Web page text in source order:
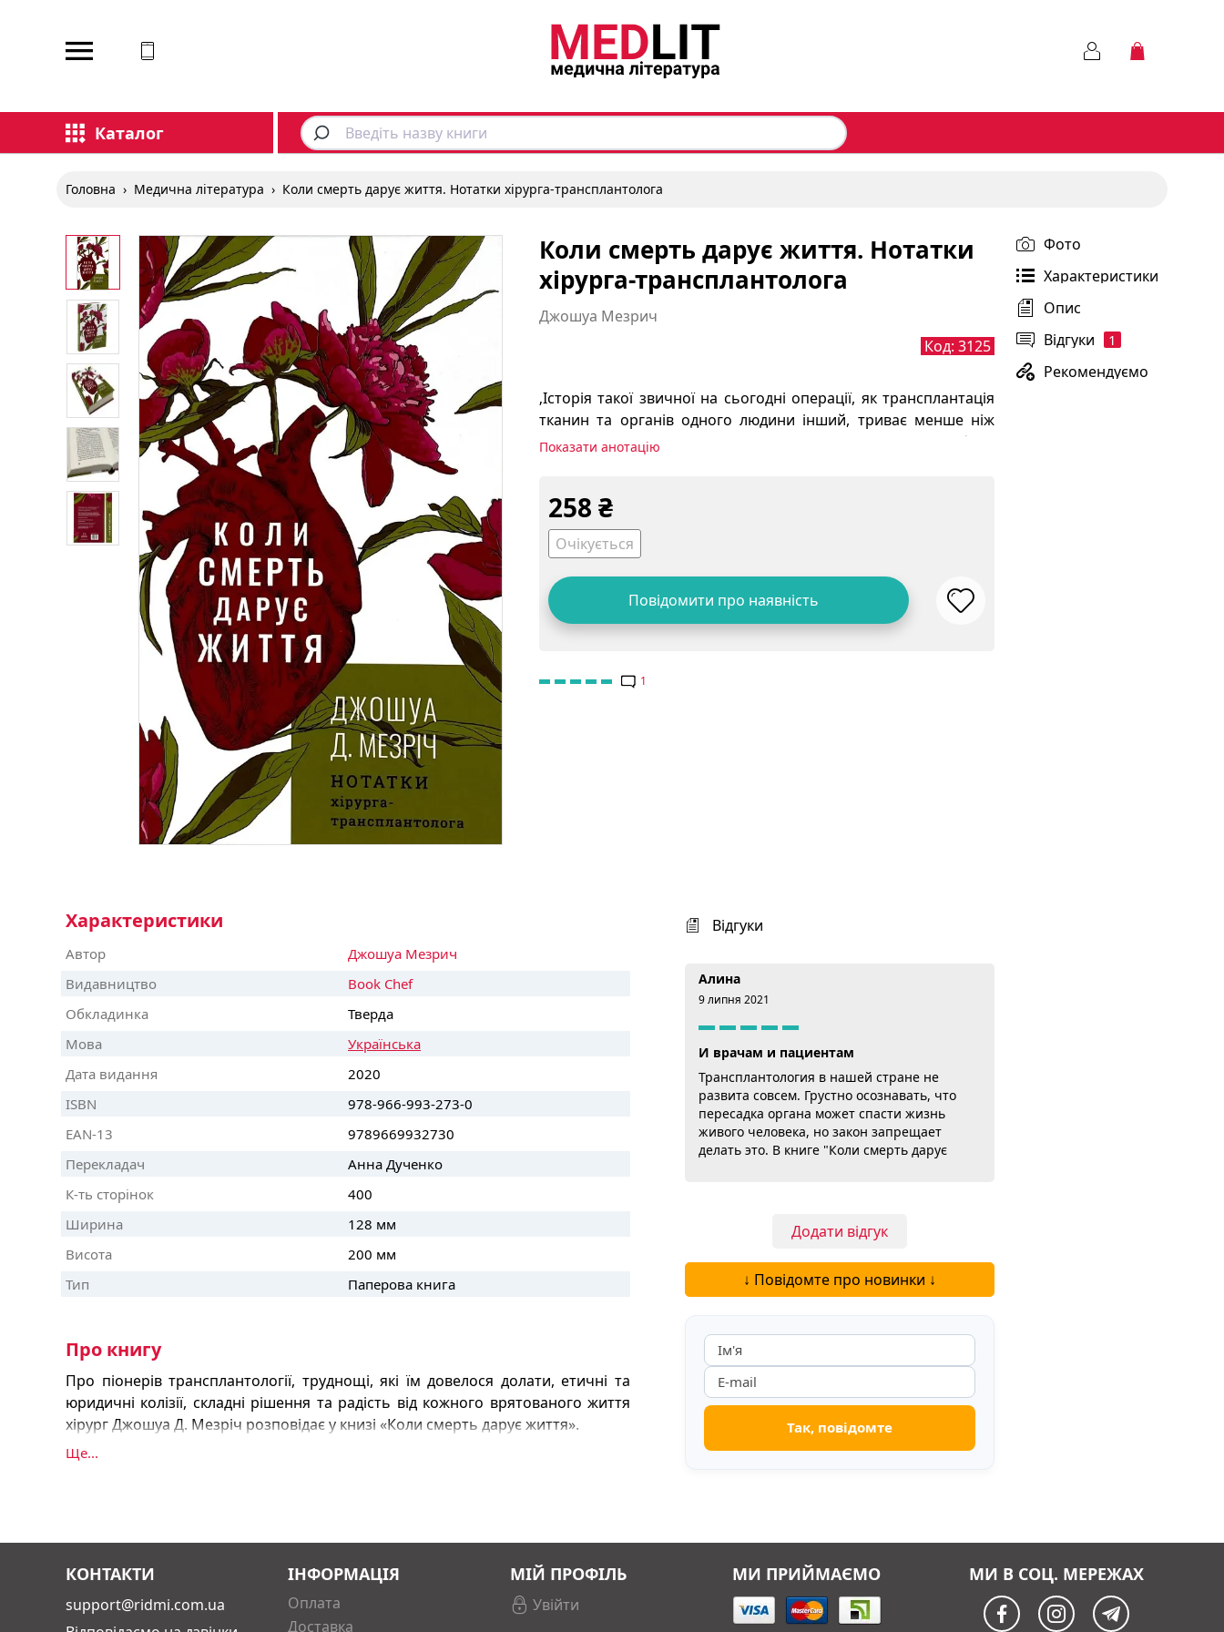
Каталог
Головна › Медична література › Коли смерть дарує життя. Нотатки хірурга-трансплантолога
Фото
Характеристики
Опис
Відгуки
1
Рекомендуємо
Коли смерть дарує життя. Нотатки
хірурга-трансплантолога
Джошуа Мезрич
Код: 3125
‚Історія такої звичної на сьогодні операції, як трансплантація
тканин та органів одного людини інший, триває менше ніж
століття. Однак протягом цієї години людство зробило
Показати анотацію
258 ₴
Очікується
Повідомити про наявність
1
Характеристики
Автор
Джошуа Мезрич
Видавництво
Book Chef
Обкладинка
Тверда
Мова
Українська
Дата видання
2020
ISBN
978-966-993-273-0
EAN-13
9789669932730
Перекладач
Анна Дученко
К-ть сторінок
400
Ширина
128 мм
Висота
200 мм
Тип
Паперова книга
Про книгу
Про піонерів трансплантології, труднощі, які їм довелося долати, етичні та
юридичні колізії, складні рішення та радість від кожного врятованого життя
хірург Джошуа Д. Мезріч розповідає у книзі «Коли смерть дарує життя».
Читатель разом із автором бере участь у заборі тканин та органів; потрапляє
медицини читачам, оскільки вона про найважливіше для нас усіх: життя.
Ще...
Відгуки
Алина
9 липня 2021
И врачам и пациентам
Трансплантология в нашей стране не
развита совсем. Грустно осознавать, что
пересадка органа может спасти жизнь
живого человека, но закон запрещает
делать это. В книге "Коли смерть дарує
Книга однозначно понравится всем
поклонникам медицины. Читать
обязательно.
Додати відгук
↓ Повідомте про новинки ↓
КОНТАКТИ
support@ridmi.com.ua
ІНФОРМАЦІЯ
Оплата
Доставка
МІЙ ПРОФІЛЬ
Увійти
МИ ПРИЙМАЄМО МИ В СОЦ. МЕРЕЖАХ